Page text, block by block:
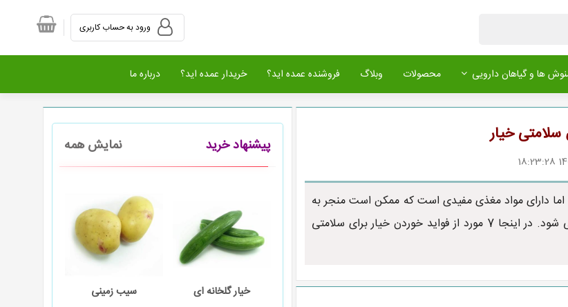
ها و گیاهان دارویی محصولات وبلاگ فروشنده عمده اید؟ خریدار عمده اید؟ درباره ما
اما دارای مواد مغذی مفیدی است که ممکن است منجر به
فواید مختلف سلامتی شود. در اینجا 7 مورد از فواید خوردن خیار برای سلامتی
پیشنهاد خرید نمایش همه
ممتاز فلفل دلمه رنگی خیار گلخانه ای سیب زمینی گوجه فرنگی تازه